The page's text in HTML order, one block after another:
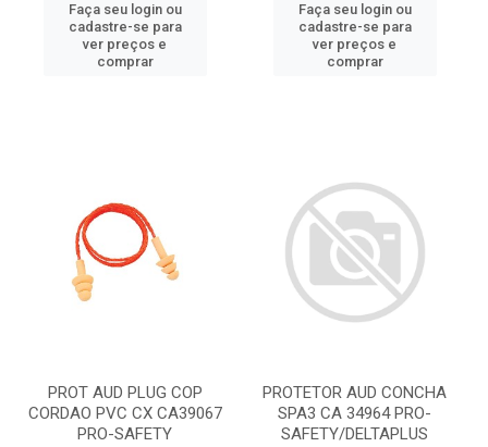
Faça seu login ou
cadastre-se para
ver preços e
comprar
Faça seu login ou
cadastre-se para
ver preços e
comprar
PROT AUD PLUG COP
CORDAO PVC CX CA39067
PRO-SAFETY
PROTETOR AUD CONCHA
SPA3 CA 34964 PRO-
SAFETY/DELTAPLUS